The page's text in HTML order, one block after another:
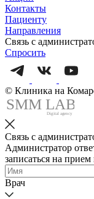
Контакты
Пациенту
Направления
Связь с
Спросить
© Клиника на
SMM LAB
Digital agency
Связь с
Администратор
записаться на
Врач